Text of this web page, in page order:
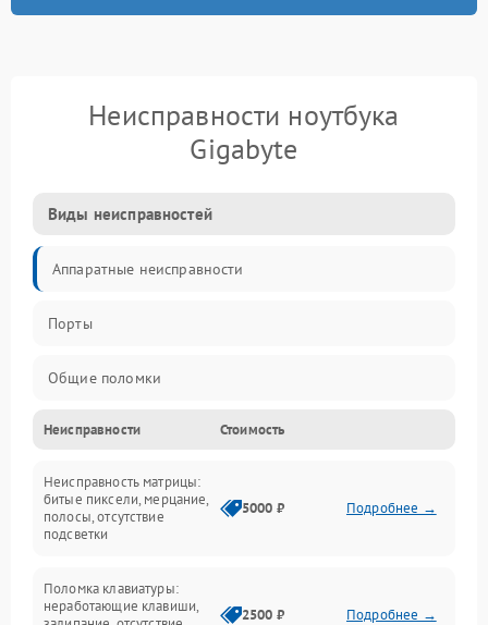
Неисправности ноутбука
Gigabyte
Виды неисправностей
Аппаратные неисправности
Порты
Общие поломки
Устройства
Программные ошибки
Электрические и системные сбои
Интерфейсные проблемы
Неисправности Стоимость
Неисправность матрицы:
битые пиксели, мерцание,
полосы, отсутствие
подсветки
5000 ₽ Подробнее →
Поломка клавиатуры:
неработающие клавиши,
2500 ₽ Подробнее →